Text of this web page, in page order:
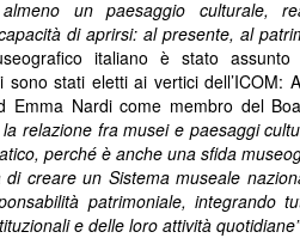
un paesaggio culturale,
di aprirsi: al presente, al
italiano è stato assunto
stati eletti ai vertici dell’ICOM:
Emma Nardi come membro del
relazione fra musei e paesaggi
perché è anche una sfida
creare un Sistema museale
patrimoniale, integrando
e delle loro attività quotidiane”